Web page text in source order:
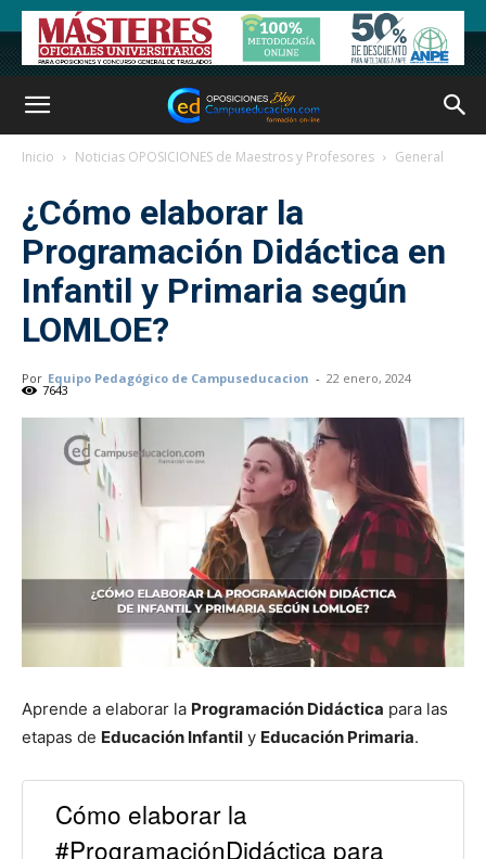
Inicio Noticias OPOSICIONES de Maestros y Profesores General
¿Cómo elaborar la
Programación Didáctica en
Infantil y Primaria según
LOMLOE?
Por Equipo Pedagógico de Campuseducacion - 22 enero, 2024
7643
Aprende a elaborar la Programación Didáctica para las
etapas de Educación Infantil y Educación Primaria.
Cómo elaborar la
#ProgramaciónDidáctica para